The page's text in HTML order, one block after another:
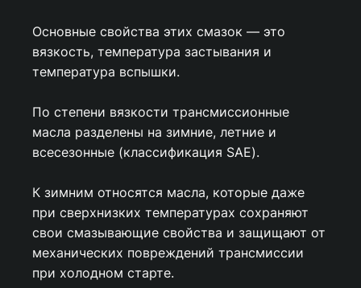
Основные свойства этих смазок — это
вязкость, температура застывания и
температура вспышки.
По степени вязкости трансмиссионные
масла разделены на зимние, летние и
всесезонные (классификация SAE).
К зимним относятся масла, которые даже
при сверхнизких температурах сохраняют
свои смазывающие свойства и защищают от
механических повреждений трансмиссии
при холодном старте.